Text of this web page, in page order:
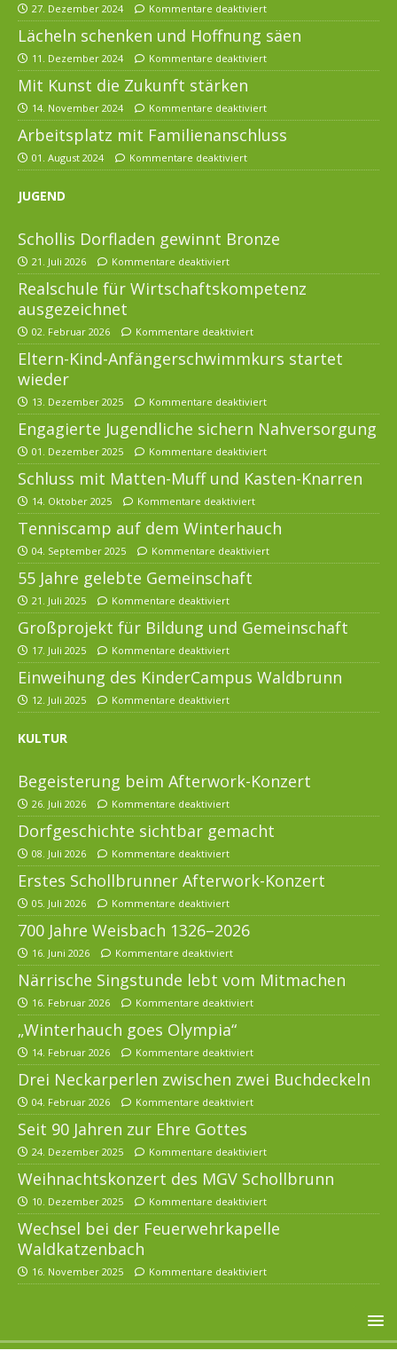
27. Dezember 2024 Kommentare deaktiviert
Lächeln schenken und Hoffnung säen
11. Dezember 2024 Kommentare deaktiviert
Mit Kunst die Zukunft stärken
14. November 2024 Kommentare deaktiviert
Arbeitsplatz mit Familienanschluss
01. August 2024 Kommentare deaktiviert
JUGEND
Schollis Dorfladen gewinnt Bronze
21. Juli 2026 Kommentare deaktiviert
Realschule für Wirtschaftskompetenz
ausgezeichnet
02. Februar 2026 Kommentare deaktiviert
Eltern-Kind-Anfängerschwimmkurs startet
wieder
13. Dezember 2025 Kommentare deaktiviert
Engagierte Jugendliche sichern Nahversorgung
01. Dezember 2025 Kommentare deaktiviert
Schluss mit Matten-Muff und Kasten-Knarren
14. Oktober 2025 Kommentare deaktiviert
Tenniscamp auf dem Winterhauch
04. September 2025 Kommentare deaktiviert
55 Jahre gelebte Gemeinschaft
21. Juli 2025 Kommentare deaktiviert
Großprojekt für Bildung und Gemeinschaft
17. Juli 2025 Kommentare deaktiviert
Einweihung des KinderCampus Waldbrunn
12. Juli 2025 Kommentare deaktiviert
KULTUR
Begeisterung beim Afterwork-Konzert
26. Juli 2026 Kommentare deaktiviert
Dorfgeschichte sichtbar gemacht
08. Juli 2026 Kommentare deaktiviert
Erstes Schollbrunner Afterwork-Konzert
05. Juli 2026 Kommentare deaktiviert
700 Jahre Weisbach 1326–2026
16. Juni 2026 Kommentare deaktiviert
Närrische Singstunde lebt vom Mitmachen
16. Februar 2026 Kommentare deaktiviert
„Winterhauch goes Olympia“
14. Februar 2026 Kommentare deaktiviert
Drei Neckarperlen zwischen zwei Buchdeckeln
04. Februar 2026 Kommentare deaktiviert
Seit 90 Jahren zur Ehre Gottes
24. Dezember 2025 Kommentare deaktiviert
Weihnachtskonzert des MGV Schollbrunn
10. Dezember 2025 Kommentare deaktiviert
Wechsel bei der Feuerwehrkapelle
Waldkatzenbach
16. November 2025 Kommentare deaktiviert